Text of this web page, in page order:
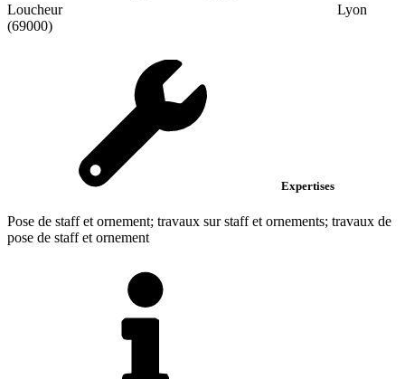
Loucheur
Lyon
(69000)
Expertises
Pose de staff et ornement; travaux sur staff et ornements; travaux de
pose de staff et ornement